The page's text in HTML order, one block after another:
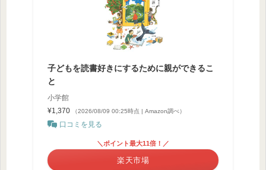
子どもを読書好きにするために親ができるこ
と
小学館
¥1,370
（2026/08/09 00:25時点 | Amazon調べ）
口コミを見る
＼ポイント最大11倍！／
楽天市場